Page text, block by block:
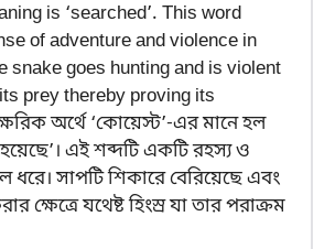
is ‘searched’. This word
of adventure and violence in
snake goes hunting and is violent
prey thereby proving its
অর্থে ‘কোয়েস্ট’-এর মানে হল
হয়েছে’। এই শব্দটি একটি রহস্য ও
ধরে। সাপটি শিকারে বেরিয়েছে এবং
ক্ষেত্রে যথেষ্ট হিংস্র যা তার পরাক্রম